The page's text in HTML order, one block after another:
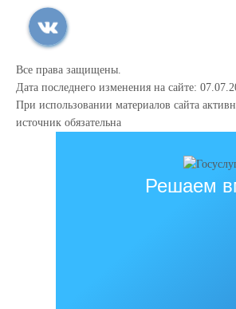
Все права защищены.
Дата последнего изменения на сайте:
При использовании материалов сайта
источник обязательна
Решаем